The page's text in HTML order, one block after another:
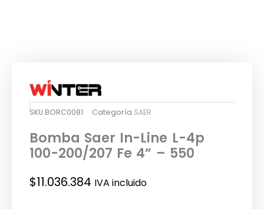
SKU BORC0081 Categoría SAER
Bomba Saer In-Line L-4p
100-200/207 Fe 4” – 550
$11.036.384 IVA incluido